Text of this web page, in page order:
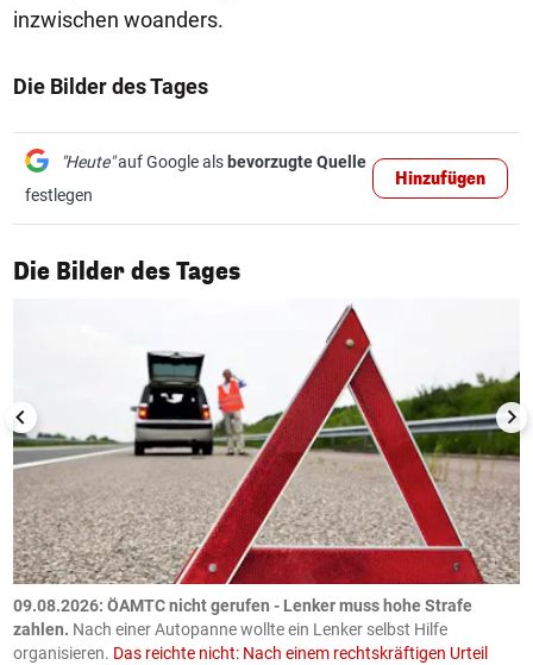
inzwischen woanders.
Die Bilder des Tages
"Heute"auf Google als bevorzugte Quelle
festlegen
Hinzufügen
Die Bilder des Tages
1/50
09.08.2026: ÖAMTC nicht gerufen - Lenker muss hohe Strafe
zahlen. Nach einer Autopanne wollte ein Lenker selbst Hilfe
organisieren. Das reichte nicht: Nach einem rechtskräftigen Urteil